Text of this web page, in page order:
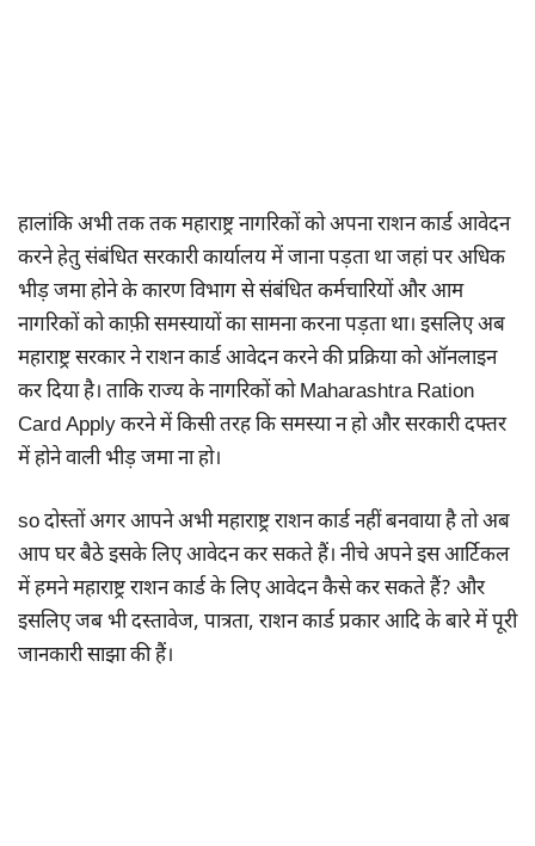
हालांकि अभी तक तक महाराष्ट्र नागरिकों को अपना राशन कार्ड आवेदन
करने हेतु संबंधित सरकारी कार्यालय में जाना पड़ता था जहां पर अधिक
भीड़ जमा होने के कारण विभाग से संबंधित कर्मचारियों और आम
नागरिकों को काफ़ी समस्यायों का सामना करना पड़ता था। इसलिए अब
महाराष्ट्र सरकार ने राशन कार्ड आवेदन करने की प्रक्रिया को ऑनलाइन
कर दिया है। ताकि राज्य के नागरिकों को Maharashtra Ration
Card Apply करने में किसी तरह कि समस्या न हो और सरकारी दफ्तर
में होने वाली भीड़ जमा ना हो।
so दोस्तों अगर आपने अभी महाराष्ट्र राशन कार्ड नहीं बनवाया है तो अब
आप घर बैठे इसके लिए आवेदन कर सकते हैं। नीचे अपने इस आर्टिकल
में हमने महाराष्ट्र राशन कार्ड के लिए आवेदन कैसे कर सकते हैं? और
इसलिए जब भी दस्तावेज, पात्रता, राशन कार्ड प्रकार आदि के बारे में पूरी
जानकारी साझा की हैं।